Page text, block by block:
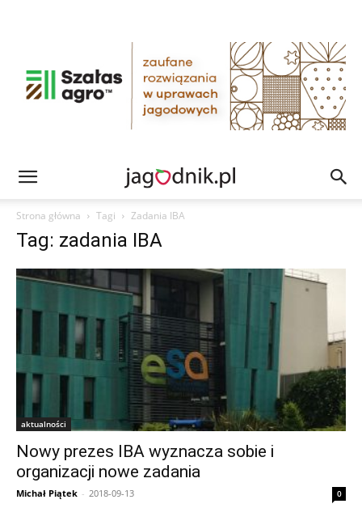
Strona główna Tagi Zadania IBA
Tag: zadania IBA
aktualności
Nowy prezes IBA wyznacza sobie i
organizacji nowe zadania
Michał Piątek - 2018-09-13 0